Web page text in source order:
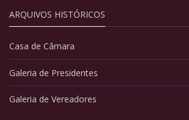
ARQUIVOS HISTÓRICOS
Casa de Câmara
Galeria de Presidentes
Galeria de Vereadores